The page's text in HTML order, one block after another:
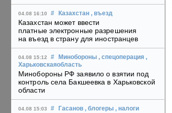
04.08 16:10 # Казахстан , въезд
Казахстан может ввести
платные электронные разрешения
на въезд в страну для иностранцев
04.08 15:12 # Минобороны , спецоперация ,
Харьковскаяобласть
Минобороны РФ заявило о взятии под
контроль села Бакшеевка в Харьковской
области
04.08 15:03 # Гасанов , блогеры , налоги